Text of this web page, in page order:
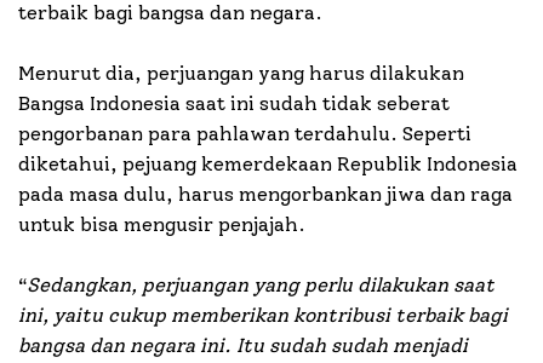
terbaik bagi bangsa dan negara.
Menurut dia, perjuangan yang harus dilakukan
Bangsa Indonesia saat ini sudah tidak seberat
pengorbanan para pahlawan terdahulu. Seperti
diketahui, pejuang kemerdekaan Republik Indonesia
pada masa dulu, harus mengorbankan jiwa dan raga
untuk bisa mengusir penjajah.
“Sedangkan, perjuangan yang perlu dilakukan saat
ini, yaitu cukup memberikan kontribusi terbaik bagi
bangsa dan negara ini. Itu sudah sudah menjadi